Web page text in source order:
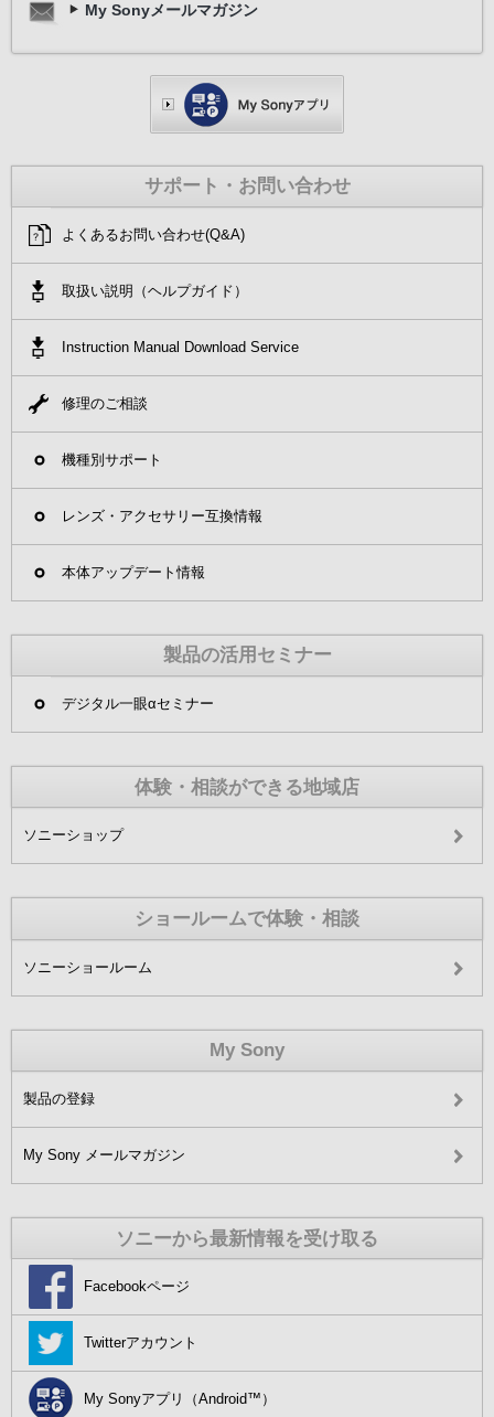
My Sonyメールマガジン
サポート・お問い合わせ
よくあるお問い合わせ(Q&A)
取扱い説明（ヘルプガイド）
Instruction Manual Download Service
修理のご相談
機種別サポート
レンズ・アクセサリー互換情報
本体アップデート情報
製品の活用セミナー
デジタル一眼αセミナー
体験・相談ができる地域店
ソニーショップ
ショールームで体験・相談
ソニーショールーム
My Sony
製品の登録
My Sony メールマガジン
ソニーから最新情報を受け取る
Facebookページ
Twitterアカウント
My Sonyアプリ（Android™）